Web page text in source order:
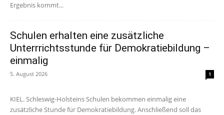
Ergebnis kommt...
Schulen erhalten eine zusätzliche
Unterrrichtsstunde für Demokratiebildung –
einmalig
5. August 2026 1
KIEL. Schleswig-Holsteins Schulen bekommen einmalig eine
zusätzliche Stunde für Demokratiebildung. Anschließend soll das